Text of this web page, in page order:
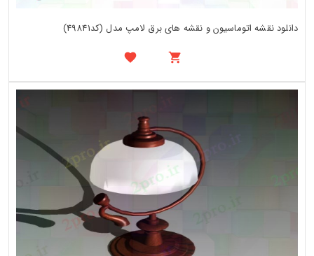
دانلود نقشه اتوماسیون و نقشه های برق لامپ مدل (کد49841)